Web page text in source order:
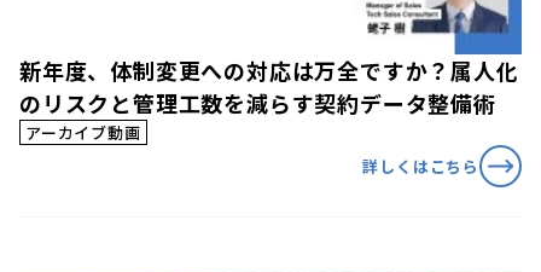
新年度、体制変更への対応は万全ですか？属人化
のリスクと管理工数を減らす契約データ整備術
アーカイブ動画
詳しくはこちら